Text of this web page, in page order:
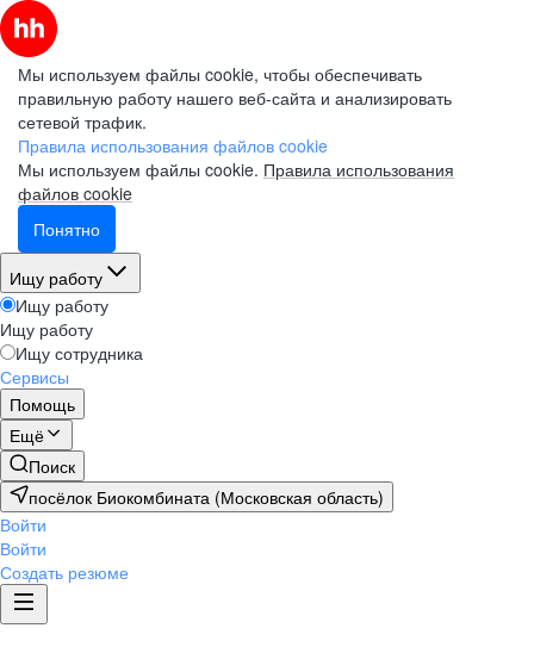
Мы используем файлы cookie, чтобы обеспечивать
правильную работу нашего веб-сайта и анализировать
сетевой трафик.
Правила использования файлов cookie
Мы используем файлы cookie. Правила использования
файлов cookie
Понятно
Ищу работу
Ищу работу
Ищу работу
Ищу сотрудника
Сервисы
Помощь
Ещё
Поиск
посёлок Биокомбината (Московская область)
Войти
Войти
Создать резюме